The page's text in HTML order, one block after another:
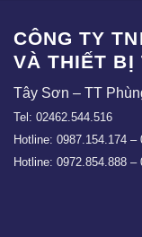
CÔNG TY
VÀ THIẾT BỊ
Tây Sơn – TT
Tel: 02462.544.516
Hotline: 0987.154.174 –
Hotline: 0972.854.888 –